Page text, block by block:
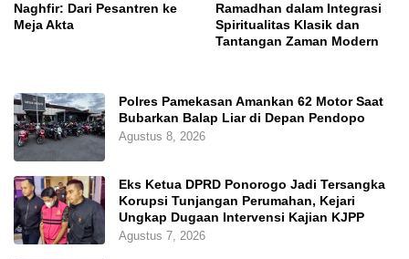
Naghfir: Dari Pesantren ke
Meja Akta
Ramadhan dalam Integrasi
Spiritualitas Klasik dan
Tantangan Zaman Modern
Polres Pamekasan Amankan 62 Motor Saat
Bubarkan Balap Liar di Depan Pendopo
Agustus 8, 2026
Eks Ketua DPRD Ponorogo Jadi Tersangka
Korupsi Tunjangan Perumahan, Kejari
Ungkap Dugaan Intervensi Kajian KJPP
Agustus 7, 2026